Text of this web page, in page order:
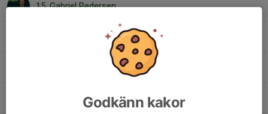
15. Gabriel Pedersen
4. Gustav Jönsson
6. Joachim EnbergGodkänn kakor